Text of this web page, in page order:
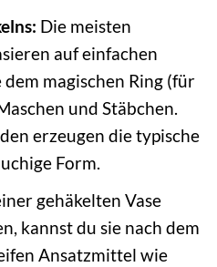
Die meisten
auf einfachen
magischen Ring (für
und Stäbchen.
erzeugen die typische
Form.
gehäkelten Vase
kannst du sie nach dem
Ansatzmittel wie